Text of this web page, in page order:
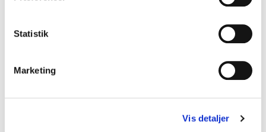
Statistik
Marketing
Vis detaljer
bestyrelsesformand, med
bæredygtighed og
stressnavigation, trivsel og